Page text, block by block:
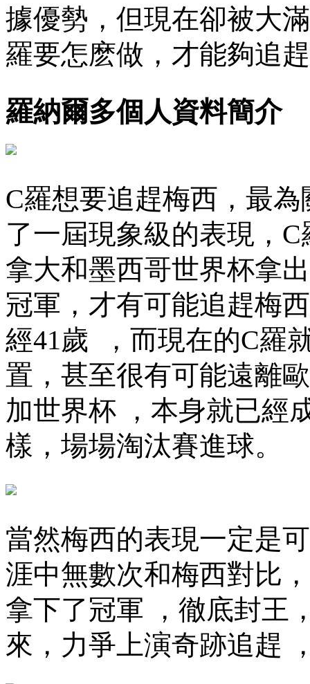
據優勢，但現在卻被大
羅要怎麽做 ，才能夠追趕梅
羅納爾多個人資料簡介
C羅想要追趕梅西，最
了一屆現象級的表現，
拿大和墨西哥世界杯拿出
冠軍，才有可能追趕
經41歲  ，而現在的C
置，甚至很有可能遠
加世界杯 ，本身就已經
樣，場場淘汰賽進球。
當然梅西的表現一定是可
涯中無數次和梅西對比
拿下了冠軍 ，徹底封王
來，力爭上演奇跡追趕